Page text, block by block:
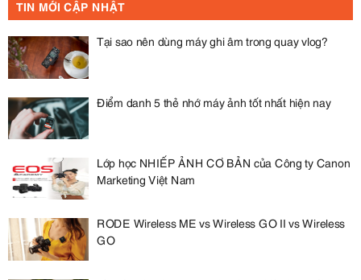
TIN MỚI CẬP NHẬT
Tại sao nên dùng máy ghi âm trong quay vlog?
Điểm danh 5 thẻ nhớ máy ảnh tốt nhất hiện nay
Lớp học NHIẾP ẢNH CƠ BẢN của Công ty Canon
Marketing Việt Nam
RODE Wireless ME vs Wireless GO II vs Wireless
GO